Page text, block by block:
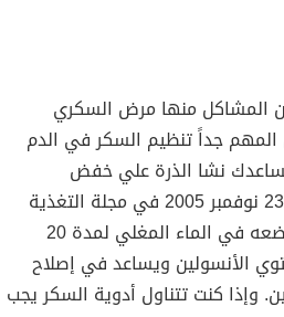
المشاكل منها مرض السكري
جداً تنظيم السكر في الدم
نشا الذرة علي خفض
مستويات السكر في الدم . وفقاً لدراسة نشرت في 23 نوفمبر 2005 في مجلة التغذية
والتمثيل الغذائي عند القيام بتجفيف شعر الذرة ووضعه في الماء المغلي لمدة 20
الأنسولين ويساعد في إصلاح
وإذا كنت تتناول أدوية السكر يجب